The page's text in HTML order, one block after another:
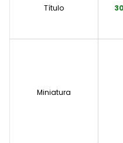
Título
Miniatura